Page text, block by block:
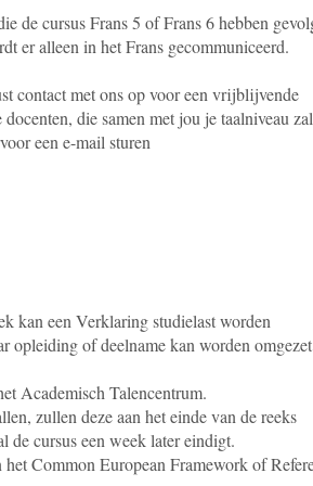
de cursus Frans 5 of Frans 6 hebben
er alleen in het Frans gecommuniceerd.
contact met ons op voor een vrijblijvende
die samen met jou je taalniveau zal
een e-mail sturen
kan een Verklaring studielast worden
opleiding of deelname kan worden
Academisch Talencentrum.
zullen deze aan het einde van de reeks
de cursus een week later eindigt.
Common European Framework of